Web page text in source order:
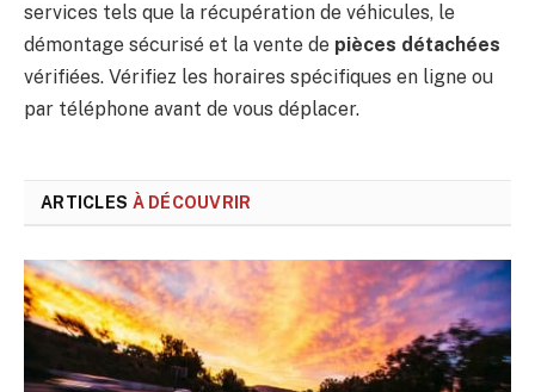
services tels que la récupération de véhicules, le
démontage sécurisé et la vente de pièces détachées
vérifiées. Vérifiez les horaires spécifiques en ligne ou
par téléphone avant de vous déplacer.
ARTICLES À DÉCOUVRIR